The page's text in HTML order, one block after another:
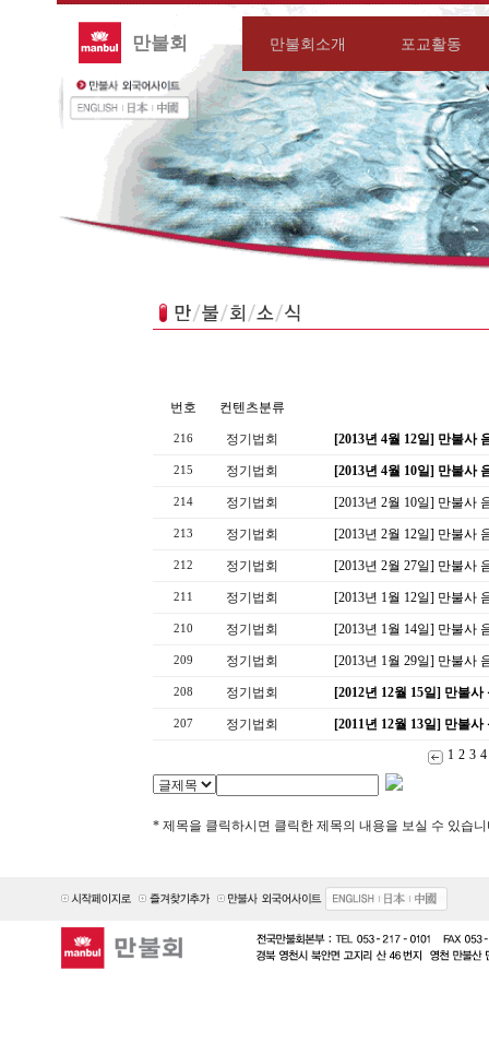
만불회 만불회소개 포교활동
번호 컨텐츠분류
216 정기법회 [2013년 4월 12일] 만불사
215 정기법회 [2013년 4월 10일] 만불사
214 정기법회 [2013년 2월 10일] 만불사
213 정기법회 [2013년 2월 12일] 만불사
212 정기법회 [2013년 2월 27일] 만불사
211 정기법회 [2013년 1월 12일] 만불사
210 정기법회 [2013년 1월 14일] 만불사
209 정기법회 [2013년 1월 29일] 만불사
208 정기법회 [2012년 12월 15일] 만불
207 정기법회
[2011년 12월 13일] 만불
1 2 3 4
* 제목을 클릭하시면 클릭한 제목의 내용을 보실 수 있습니